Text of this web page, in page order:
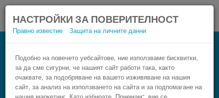
НАСТРОЙКИ ЗА ПОВЕРИТЕЛНОСТ
Правно известие Защита на личните данни
Подобно на повечето уебсайтове, ние използваме бисквитки,
за да сме сигурни, че нашият сайт работи така, както
очаквате, за подобряване на вашето изживяване на нашия
сайт, за анализ на използването на сайта и за подпомагане на
Автобус Arrifana Faro Airport
Резервирай изгоден автобусен билет само в 3
стъпки.